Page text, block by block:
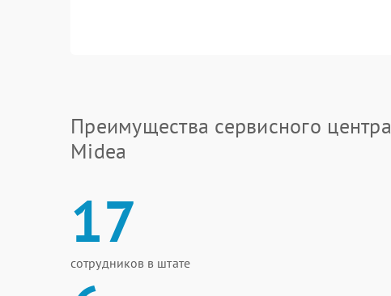
Преимущества сервисного центра
Midea
17
сотрудников в штате